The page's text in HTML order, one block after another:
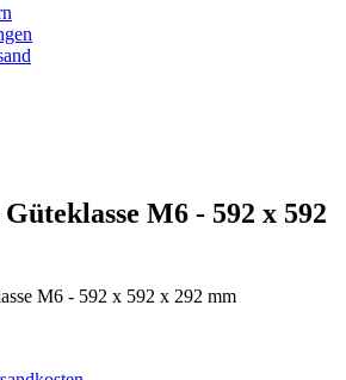
M6 - 592 x 592